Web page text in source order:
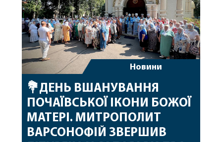
Новини
💐ДЕНЬ ВШАНУВАННЯ
ПОЧАЇВСЬКОЇ ІКОНИ БОЖОЇ
МАТЕРІ. МИТРОПОЛИТ
ВАРСОНОФІЙ ЗВЕРШИВ